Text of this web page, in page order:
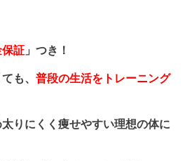
証」つき！
も、 普段の生活をトレーニング
りにくく痩せやすい理想の体に